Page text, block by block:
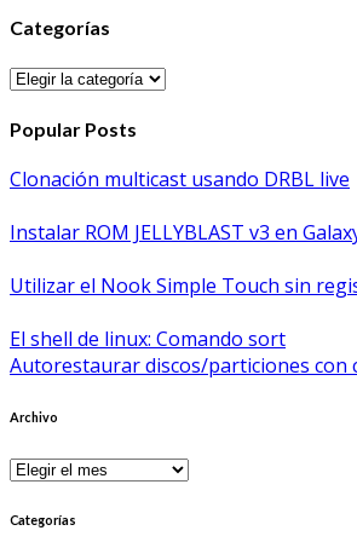
Categorías
Categorías
Popular Posts
Clonación multicast usando DRBL live
Instalar ROM JELLYBLAST v3 en
Utilizar el Nook Simple Touch sin
El shell de linux: Comando sort
Autorestaurar discos/particiones con
Archivo
Archivo
Categorías